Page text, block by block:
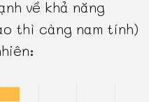
về khả năng
thì càng nam tính)